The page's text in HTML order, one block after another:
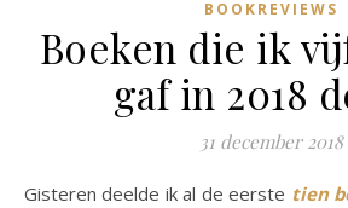
BOOKREVIEWS
Boeken die ik
gaf in 2018
31 december 2018
Gisteren deelde ik al de eerste tien